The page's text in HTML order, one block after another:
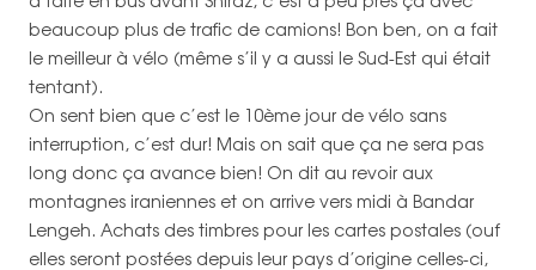
beaucoup plus de trafic de camions! Bon ben, on a fait
le meilleur à vélo (même s’il y a aussi le Sud-Est qui était
tentant).
On sent bien que c’est le 10ème jour de vélo sans
interruption, c’est dur! Mais on sait que ça ne sera pas
long donc ça avance bien! On dit au revoir aux
montagnes iraniennes et on arrive vers midi à Bandar
Lengeh. Achats des timbres pour les cartes postales (ouf
elles seront postées depuis leur pays d’origine celles-ci,